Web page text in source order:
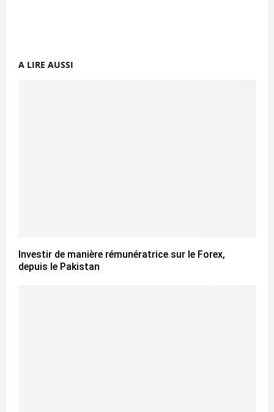
A LIRE AUSSI
Investir de manière rémunératrice sur le Forex,
depuis le Pakistan